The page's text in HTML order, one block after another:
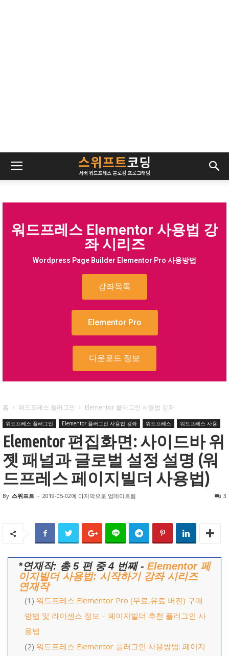
워드프레스 Elementor 사용법 강
좌 시리즈
Wordpress Page Builder Elementor Pro 사용방법
강좌목록
Elementor Pro
다운로드 정보
홈 워드프레스 플러그인 Elementor 플러그인 사용법 강좌
워드프레스 플러그인 Elementor 플러그인 사용법 강좌 워드프레스 워드프레스 사용
Elementor 편집화면: 사이드바 위
젯 패널과 글로벌 설정 설명 (워
드프레스 페이지빌더 사용법)
By 스위프트 - 2019-05-02에 마지막으로 업데이트됨 3
*연재작: 총 5 편 중 4 번째 - Elementor 페
이지빌더 사용법: 시작하기 강좌 시리즈
연재작
(1) 워드프레스 Elementor Pro (무료,유료 버전) 구매
방법 및 라이센스 정보 – 페이지빌더 추천 플러그인 사
용법
(2) 워드프레스 Elementor 플러그인 사용방법: 페이지